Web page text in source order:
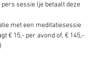
pers sessie (je betaalt deze
met een meditatiesessie
€ 15,- per avond of, € 145,-